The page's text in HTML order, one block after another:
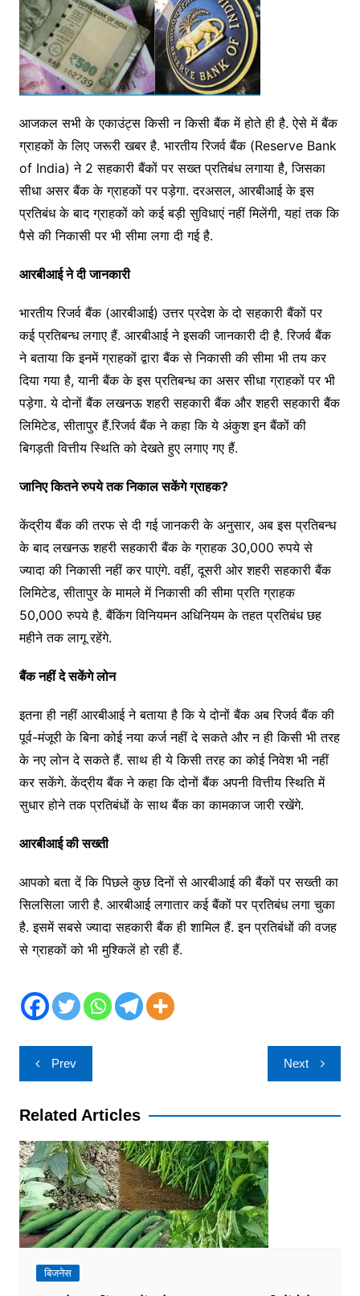
आजकल सभी के एकाउंट्स किसी न किसी बैंक में होते ही है. ऐसे में बैंक
ग्राहकों के लिए जरूरी खबर है. भारतीय रिजर्व बैंक (Reserve Bank
of India) ने 2 सहकारी बैंकों पर सख्त प्रतिबंध लगाया है, जिसका
सीधा असर बैंक के ग्राहकों पर पड़ेगा. दरअसल, आरबीआई के इस
प्रतिबंध के बाद ग्राहकों को कई बड़ी सुविधाएं नहीं मिलेंगी, यहां तक कि
पैसे की निकासी पर भी सीमा लगा दी गई है.
आरबीआई ने दी जानकारी
भारतीय रिजर्व बैंक (आरबीआई) उत्तर प्रदेश के दो सहकारी बैंकों पर
कई प्रतिबन्ध लगाए हैं. आरबीआई ने इसकी जानकारी दी है. रिजर्व बैंक
ने बताया कि इनमें ग्राहकों द्वारा बैंक से निकासी की सीमा भी तय कर
दिया गया है, यानी बैंक के इस प्रतिबन्ध का असर सीधा ग्राहकों पर भी
पड़ेगा. ये दोनों बैंक लखनऊ शहरी सहकारी बैंक और शहरी सहकारी बैंक
लिमिटेड, सीतापुर हैं.रिजर्व बैंक ने कहा कि ये अंकुश इन बैंकों की
बिगड़ती वित्तीय स्थिति को देखते हुए लगाए गए हैं.
जानिए कितने रुपये तक निकाल सकेंगे ग्राहक?
केंद्रीय बैंक की तरफ से दी गई जानकरी के अनुसार, अब इस प्रतिबन्ध
के बाद लखनऊ शहरी सहकारी बैंक के ग्राहक 30,000 रुपये से
ज्यादा की निकासी नहीं कर पाएंगे. वहीं, दूसरी ओर शहरी सहकारी बैंक
लिमिटेड, सीतापुर के मामले में निकासी की सीमा प्रति ग्राहक
50,000 रुपये है. बैंकिंग विनियमन अधिनियम के तहत प्रतिबंध छह
महीने तक लागू रहेंगे.
बैंक नहीं दे सकेंगे लोन
इतना ही नहीं आरबीआई ने बताया है कि ये दोनों बैंक अब रिजर्व बैंक की
पूर्व-मंजूरी के बिना कोई नया कर्ज नहीं दे सकते और न ही किसी भी तरह
के नए लोन दे सकते हैं. साथ ही ये किसी तरह का कोई निवेश भी नहीं
कर सकेंगे. केंद्रीय बैंक ने कहा कि दोनों बैंक अपनी वित्तीय स्थिति में
सुधार होने तक प्रतिबंधों के साथ बैंक का कामकाज जारी रखेंगे.
आरबीआई की सख्ती
आपको बता दें कि पिछले कुछ दिनों से आरबीआई की बैंकों पर सख्ती का
सिलसिला जारी है. आरबीआई लगातार कई बैंकों पर प्रतिबंध लगा चुका
है. इसमें सबसे ज्यादा सहकारी बैंक ही शामिल हैं. इन प्रतिबंधों की वजह
से ग्राहकों को भी मुश्किलें हो रही हैं.
Post
navigation
Prev Next
Related Articles
बिजनेस